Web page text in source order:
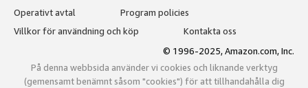
Operativt avtal
Program policies
Villkor för användning och köp
Kontakta oss
© 1996-2025, Amazon.com, Inc.
På denna webbsida använder vi cookies och liknande verktyg
(gemensamt benämnt såsom "cookies") för att tillhandahålla dig